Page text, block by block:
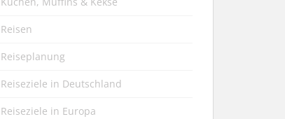
Reisen
Reiseplanung
Reiseziele in Deutschland
Reiseziele in Europa